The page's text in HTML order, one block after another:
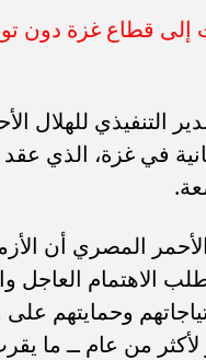
قطاع غزة دون
التنفيذي للهلال
في غزة، الذي
الأحمر المصري أن
الاهتمام العاجل
وحمايتهم